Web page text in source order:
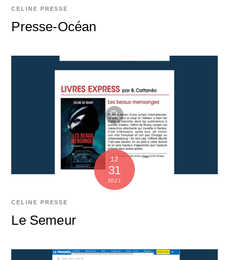
Presse-Océan
CELINE PRESSE
12
31
2021
Le Semeur
CELINE PRESSE